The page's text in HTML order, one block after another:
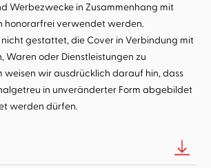
Werbezwecke in Zusammenhang mit
honorarfrei verwendet werden.
nicht gestattet, die Cover in Verbindung mit
Waren oder Dienstleistungen zu
weisen wir ausdrücklich darauf hin, dass
in unveränderter Form abgebildet
werden dürfen.